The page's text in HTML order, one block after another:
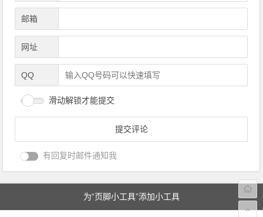
邮箱
网址
QQ
滑动解锁才能提交
有回复时邮件通知我
为“页脚小工具”添加小工具